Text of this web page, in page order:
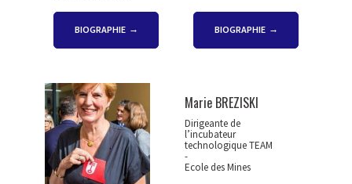
BIOGRAPHIE BIOGRAPHIE
Marie BREZISKI
Dirigeante de
l’incubateur
technologique TEAM
-
Ecole des Mines